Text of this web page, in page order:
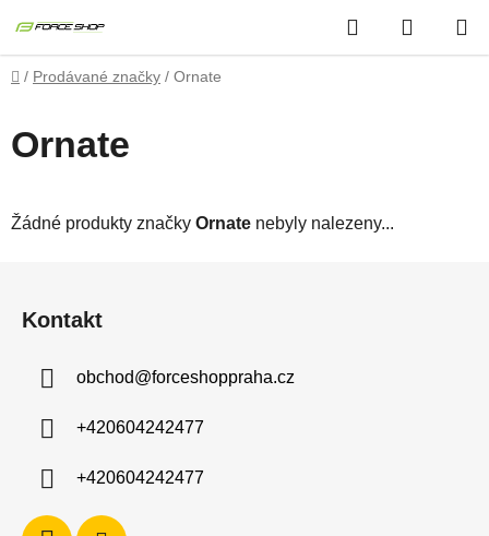
na
obsah
Hledat
KOŠÍK
Domů
/ Prodávané značky / Ornate
Ornate
Žádné produkty značky Ornate nebyly nalezeny...
Kontakt
obchod@forceshoppraha.cz
+420604242477
+420604242477